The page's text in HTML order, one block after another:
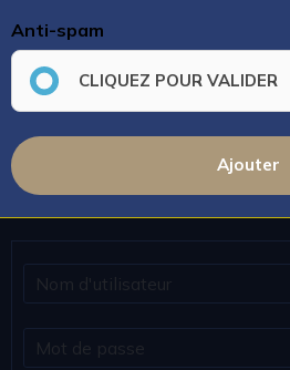
Anti-spam
CLIQUEZ POUR VALIDER
Ajouter